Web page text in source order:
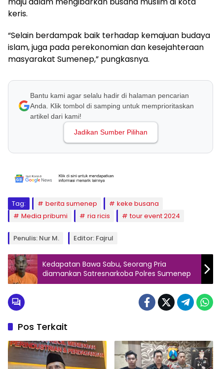
keris.
“Selain berdampak baik terhadap kemajuan budaya
islam, juga pada perekonomian dan kesejahteraan
masyarakat Sumenep,” pungkasnya.
Bantu kami agar selalu hadir di halaman pencarian
Anda. Klik tombol di samping untuk memprioritaskan
artikel dari kami!
Jadikan Sumber Pilihan
Tag: berita sumenep
keke busana
Media pribumi
ria ricis tour event 2024
Penulis: Nur M. Editor: Fajrul
Kedapatan Bawa Sabu, Seorang Pria
diamankan Satresnarkoba Polres Sumenep
Pos Terkait